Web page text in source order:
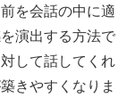
を会話の中に適
演出する方法で
して話してくれ
きやすくなりま